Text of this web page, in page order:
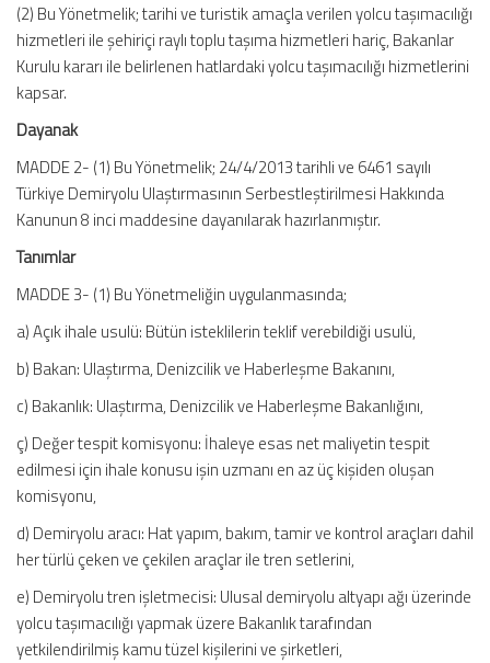
(2) Bu Yönetmelik; tarihi ve turistik amaçla verilen yolcu taşımacılığı
hizmetleri ile şehiriçi raylı toplu taşıma hizmetleri hariç, Bakanlar
Kurulu kararı ile belirlenen hatlardaki yolcu taşımacılığı hizmetlerini
kapsar.
Dayanak
MADDE 2- (1) Bu Yönetmelik; 24/4/2013 tarihli ve 6461 sayılı
Türkiye Demiryolu Ulaştırmasının Serbestleştirilmesi Hakkında
Kanunun 8 inci maddesine dayanılarak hazırlanmıştır.
Tanımlar
MADDE 3- (1) Bu Yönetmeliğin uygulanmasında;
a) Açık ihale usulü: Bütün isteklilerin teklif verebildiği usulü,
b) Bakan: Ulaştırma, Denizcilik ve Haberleşme Bakanını,
c) Bakanlık: Ulaştırma, Denizcilik ve Haberleşme Bakanlığını,
ç) Değer tespit komisyonu: İhaleye esas net maliyetin tespit
edilmesi için ihale konusu işin uzmanı en az üç kişiden oluşan
komisyonu,
d) Demiryolu aracı: Hat yapım, bakım, tamir ve kontrol araçları dahil
her türlü çeken ve çekilen araçlar ile tren setlerini,
e) Demiryolu tren işletmecisi: Ulusal demiryolu altyapı ağı üzerinde
yolcu taşımacılığı yapmak üzere Bakanlık tarafından
yetkilendirilmiş kamu tüzel kişilerini ve şirketleri,